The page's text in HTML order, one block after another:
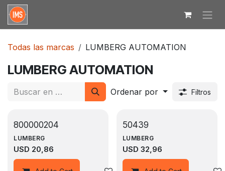
Ir al contenido
Todas las marcas LUMBERG AUTOMATION
LUMBERG AUTOMATION
Ordenar por Filtros
800000204
LUMBERG
USD 20,86
50439
LUMBERG
USD 32,96